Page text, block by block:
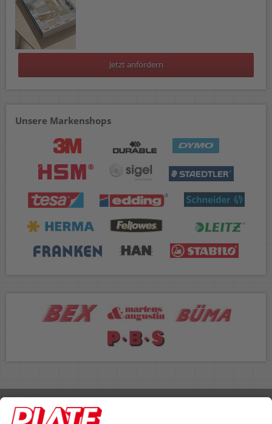
Jetzt anfordern
Unsere Markenshops
Rufen Sie uns an 04298 401-0